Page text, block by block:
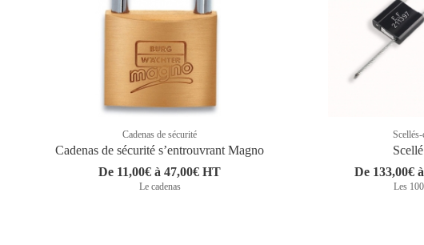
Cadenas de sécurité
Cadenas de sécurité sʼentrouvrant Magno
De 11,00€ à 47,00€ HT
Le cadenas
Scellés-
De 133,00€
Les